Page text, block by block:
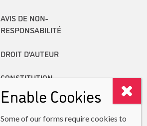
AVIS DE NON-
RESPONSABILITÉ
DROIT D’AUTEUR
CONSTITUTION
RAPPORTS ANNUELS
Enable Cookies
Some of our forms require cookies to